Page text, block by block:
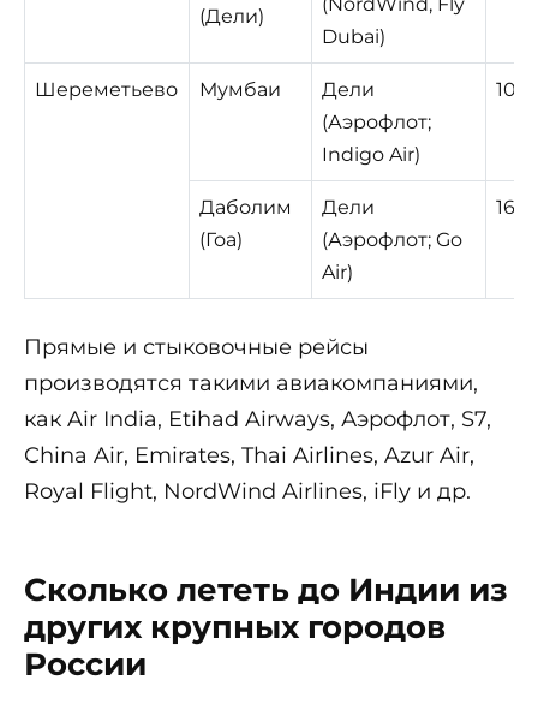
(Дели)
Dubai)
Шереметьево Мумбаи
Дели
(Аэрофлот;
Indigo Air)
10
Даболим
(Гоа)
Дели
(Аэрофлот; Go
Air)
16 ч.
Прямые и стыковочные рейсы
производятся такими авиакомпаниями,
как Air India, Etihad Airways, Аэрофлот, S7,
China Air, Emirates, Thai Airlines, Azur Air,
Royal Flight, NordWind Airlines, iFly и др.
Сколько лететь до Индии из
других крупных городов
России